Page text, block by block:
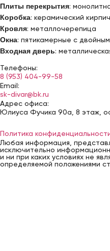
Плиты перекрытия:
Коробка: керамический
Кровля: металлочерепица
Окна: пятикамерные с
Входная дверь:
Телефоны:
8 (953) 404-99-58
Email:
sk-divar@bk.ru
Адрес офиса:
Юлиуса Фучика 90а, 8 этаж,
Политика
Любая информация,
исключительно
и ни при каких условиях не
определяемой положениями